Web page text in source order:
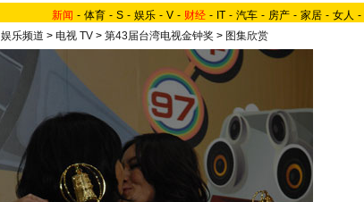
新闻 - 体育 - S - 娱乐 - V - 财经 - IT - 汽车 - 房产 - 家居 - 女人 -
娱乐频道 > 电视 TV> 第43届台湾电视金钟奖 > 图集欣赏